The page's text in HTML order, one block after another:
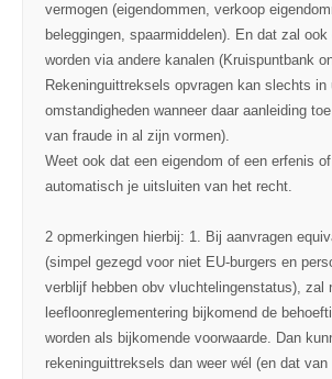
vermogen (eigendommen, verkoop
beleggingen, spaarmiddelen). En dat zal ook
worden via andere kanalen (Kruispuntbank
Rekeninguittreksels opvragen kan slechts in
omstandigheden wanneer daar aanleiding
van fraude in al zijn vormen).
Weet ook dat een eigendom of een erfenis
automatisch je uitsluiten van het recht.
2 opmerkingen hierbij: 1. Bij aanvragen
(simpel gezegd voor niet EU-burgers en
verblijf hebben obv vluchtelingenstatus), zal
leefloonreglementering bijkomend de
worden als bijkomende voorwaarde. Dan
rekeninguittreksels dan weer wél (en dat